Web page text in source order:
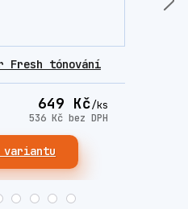
Fresh tónování
649 Kč/ks
536 Kč bez DPH